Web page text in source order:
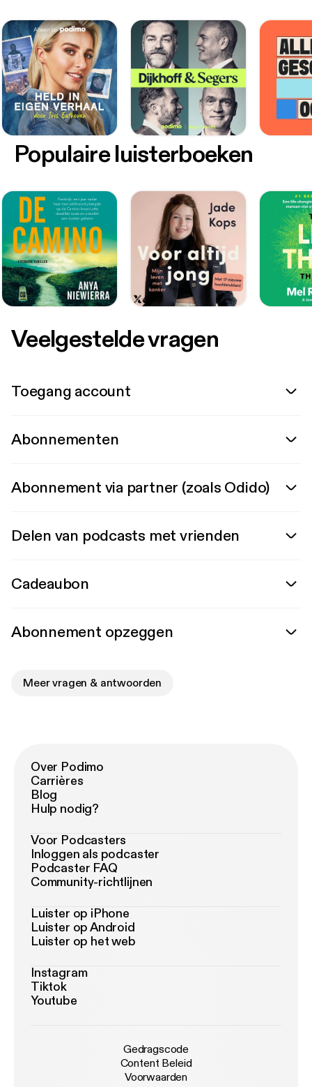
Populaire luisterboeken
Veelgestelde vragen
Toegang account
Abonnementen
Abonnement via partner (zoals Odido)
Delen van podcasts met vrienden
Cadeaubon
Abonnement opzeggen
Meer vragen & antwoorden
Over Podimo
Carrières
Blog
Hulp nodig?
Voor Podcasters
Inloggen als podcaster
Podcaster FAQ
Community-richtlijnen
Luister op iPhone
Luister op Android
Luister op het web
Instagram
Tiktok
Youtube
Gedragscode
Content Beleid
Voorwaarden